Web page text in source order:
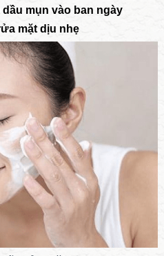
mụn vào ban ngày
mặt dịu nhẹ